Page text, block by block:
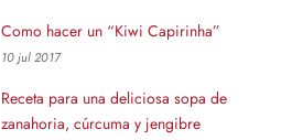
Como hacer un “Kiwi Capirinha”
10 jul 2017
Receta para una deliciosa sopa de
zanahoria, cúrcuma y jengibre